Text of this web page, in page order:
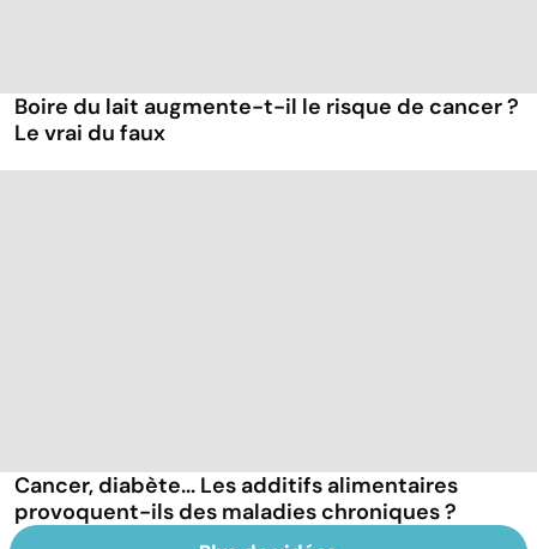
Boire du lait augmente-t-il le risque de cancer ?
Le vrai du faux
Cancer, diabète... Les additifs alimentaires
provoquent-ils des maladies chroniques ?